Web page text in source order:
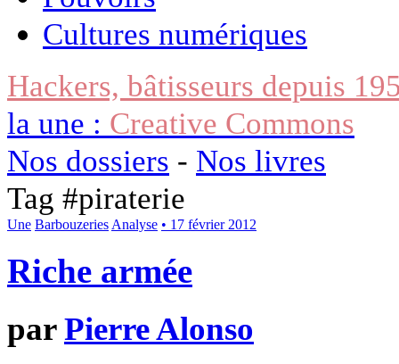
Cultures numériques
Hackers, bâtisseurs depuis
la une : Creative Commons
Nos dossiers - Nos livres
Tag #piraterie
Une Barbouzeries Analyse • 17 février 2012
Riche armée
parPierre Alonso